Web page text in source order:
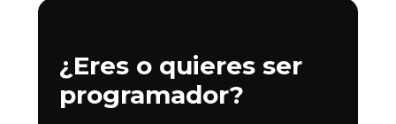
¿Eres o quieres ser
programador?